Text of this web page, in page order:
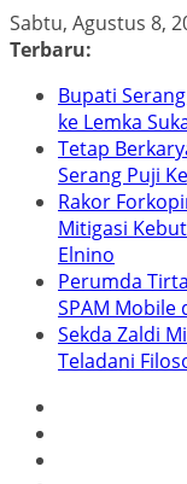
Skip
to
Sabtu, Agustus 8,
Terbaru:
Bupati
ke Lemka
Tetap
Serang Puji
Rakor
Mitigasi
Elnino
Perumda
SPAM Mobile
Sekda Zaldi
Teladani